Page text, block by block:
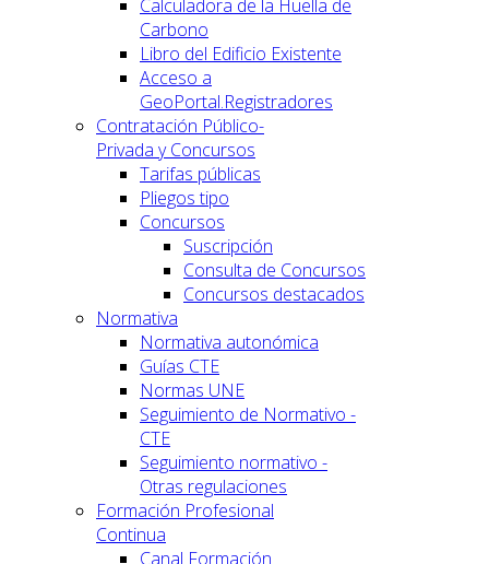
Calculadora de la Huella de
Carbono
Libro del Edificio Existente
Acceso a
GeoPortal.Registradores
Contratación Público-
Privada y Concursos
Tarifas públicas
Pliegos tipo
Concursos
Suscripción
Consulta de Concursos
Concursos destacados
Normativa
Normativa autonómica
Guías CTE
Normas UNE
Seguimiento de Normativo -
CTE
Seguimiento normativo -
Otras regulaciones
Formación Profesional
Continua
Canal Formación